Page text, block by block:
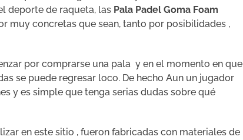
deporte de raqueta, las Pala Padel Goma Foam
muy concretas que sean, tanto por posibilidades ,
por comprarse una pala y en el momento en que
se puede regresar loco. De hecho Aun un jugador
y es simple que tenga serias dudas sobre qué
en este sitio , fueron fabricadas con materiales de